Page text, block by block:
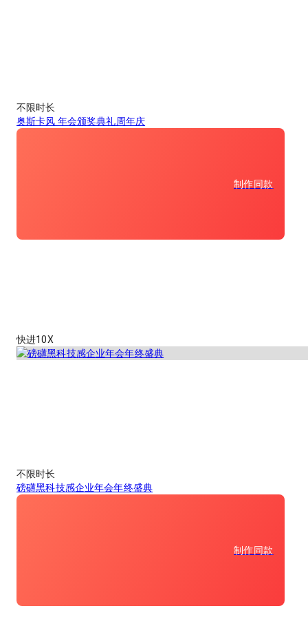
不限时长
奥斯卡风 年会颁奖典礼周年庆
制作同款
快进10X
不限时长
磅礴黑科技感企业年会年终盛典
制作同款